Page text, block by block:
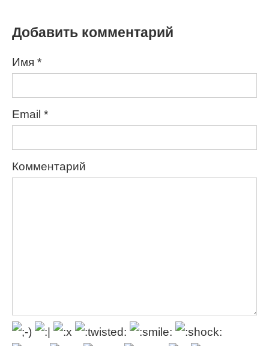
Добавить комментарий
Имя *
Email *
Комментарий